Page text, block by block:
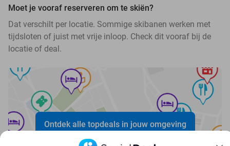
Moet je vooraf reserveren om te skiën?
Dat verschilt per locatie. Sommige skibanen werken met
tijdsloten of juist met vrije inloop. Check dit vooraf bij de
locatie of deal.
Ontdek alle topdeals in jouw omgeving